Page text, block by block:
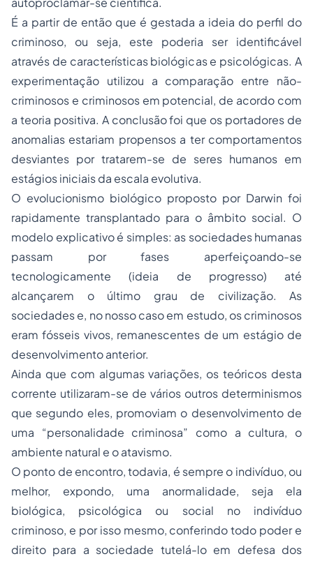
É a partir de então que é gestada a ideia do perfil do
criminoso, ou seja, este poderia ser identificável
através de características biológicas e psicológicas. A
experimentação utilizou a comparação entre não-
criminosos e criminosos em potencial, de acordo com
a teoria positiva. A conclusão foi que os portadores de
anomalias estariam propensos a ter comportamentos
desviantes por tratarem-se de seres humanos em
estágios iniciais da escala evolutiva.
O evolucionismo biológico proposto por Darwin foi
rapidamente transplantado para o âmbito social. O
modelo explicativo é simples: as sociedadeshumanas
passam por fases aperfeiçoando-se
tecnologicamente (ideia de progresso) até
alcançarem o último grau de civilização. As
sociedades e, no nosso caso em estudo, os criminosos
eram fósseis vivos, remanescentes de um estágio de
desenvolvimento anterior.
Ainda que com algumas variações, os teóricos desta
corrente utilizaram-se de vários outros determinismos
que segundo eles, promoviam o desenvolvimento de
uma “personalidade criminosa” como a cultura, o
ambiente natural e o atavismo.
O ponto de encontro, todavia, é sempre o indivíduo, ou
melhor, expondo, uma anormalidade, seja ela
biológica, psicológica ou social no indivíduo
criminoso, e por isso mesmo, conferindo todo poder e
direito para a sociedade tutelá-lo em defesa dos